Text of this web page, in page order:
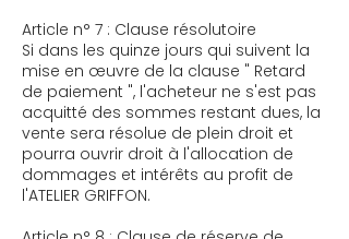
Article n° 7 : Clause résolutoire
Si dans les quinze jours qui suivent la
mise en œuvre de la clause " Retard
de paiement ", l'acheteur ne s'est pas
acquitté des sommes restant dues, la
vente sera résolue de plein droit et
pourra ouvrir droit à l'allocation de
dommages et intérêts au profit de
l'ATELIER GRIFFON.